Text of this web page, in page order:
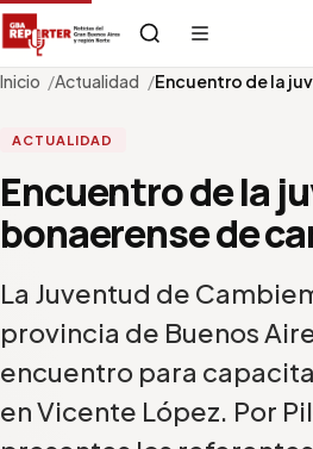
Inicio Actualidad Encuentro de la
ACTUALIDAD
Encuentro de la
bonaerense de
La Juventud de
provincia de Buenos
encuentro para
en Vicente López. Por